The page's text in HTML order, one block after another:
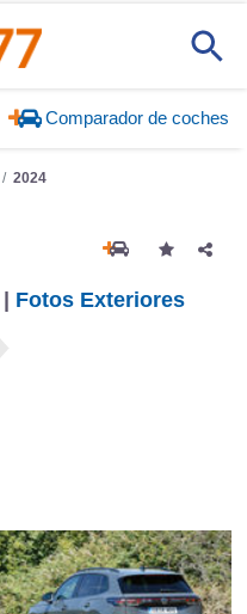
Comparador de coches
2024
Fotos Exteriores